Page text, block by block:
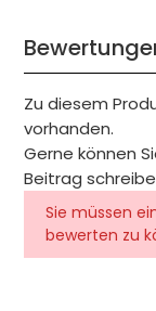
Zu diesem
vorhanden.
Gerne können
Beitrag
Sie müssen
bewerten zu